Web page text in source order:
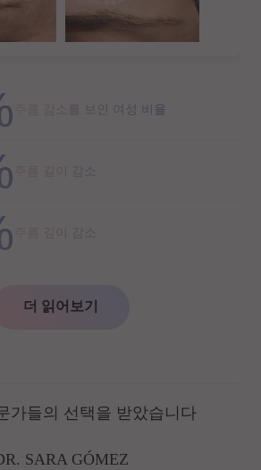
주름 감소를 보인 여성 비율
더 읽어보기
가들의 선택을 받았습니다
SARA GÓMEZ